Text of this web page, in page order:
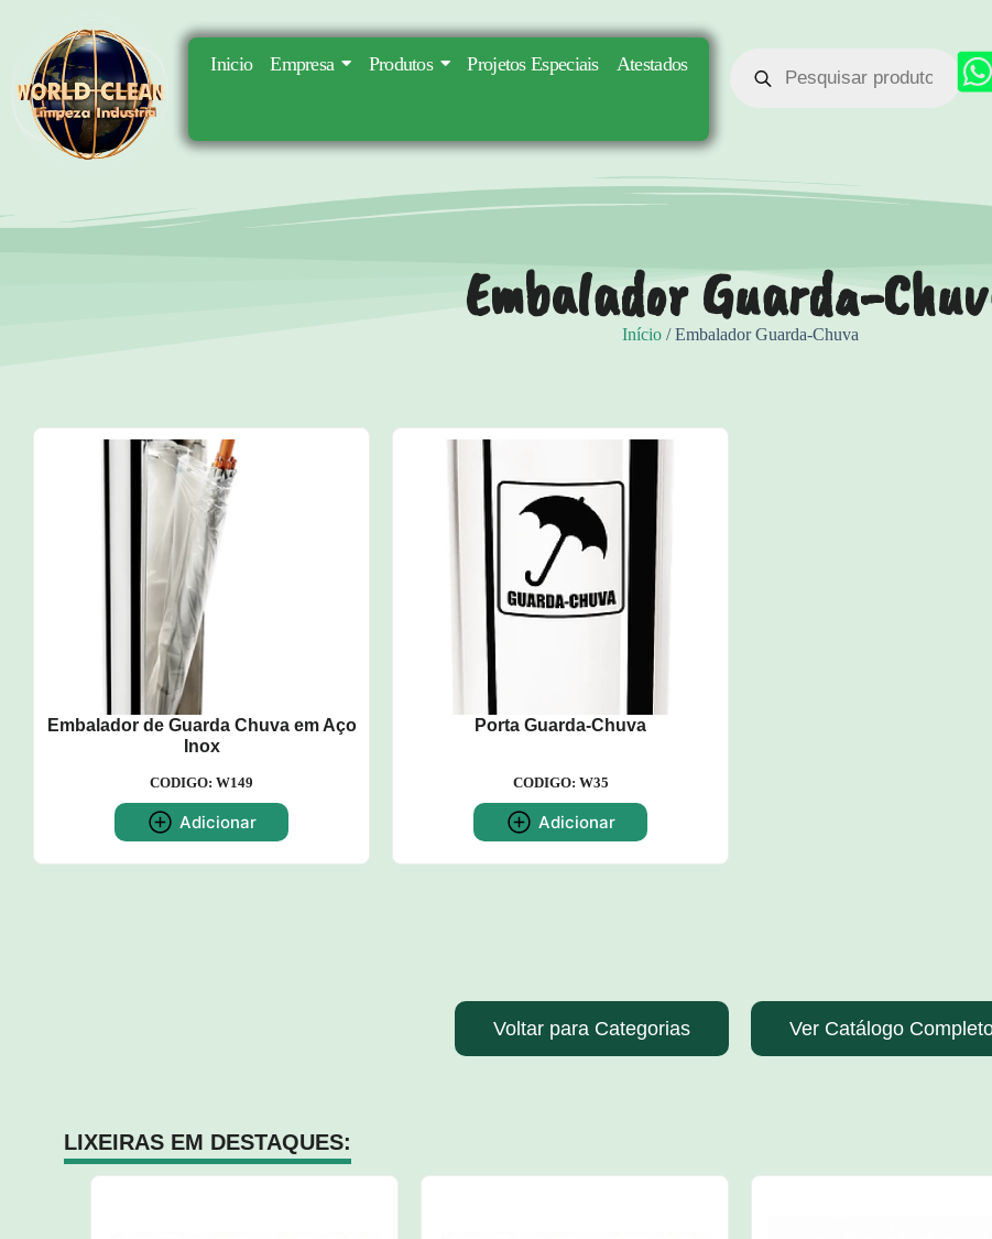
Inicio Empresa Produtos Projetos Especiais Atestados
Embalador Guarda-
Início/ Embalador Guarda-Chuva
Embalador de Guarda Chuva em Aço
Inox
CODIGO: W149
Adicionar
Porta Guarda-Chuva
CODIGO: W35
Adicionar
Voltar para Categorias Ver Catálogo
LIXEIRAS EM DESTAQUES: